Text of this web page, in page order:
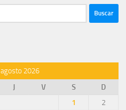
agosto 2026
J V S
D
1
2